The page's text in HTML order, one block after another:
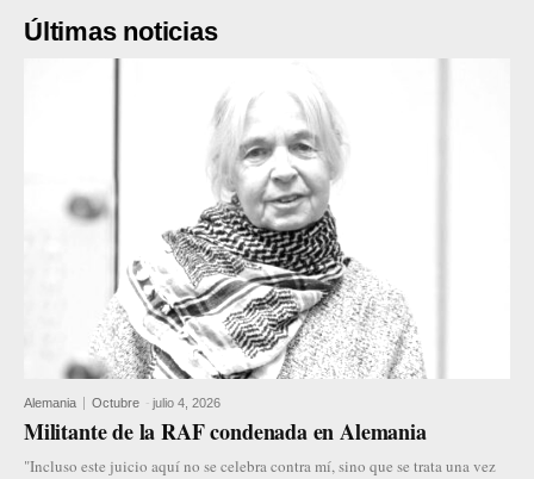
Últimas noticias
Alemania Octubre - julio 4, 2026
Militante de la RAF condenada en Alemania
"Incluso este juicio aquí no se celebra contra mí, sino que se trata una vez